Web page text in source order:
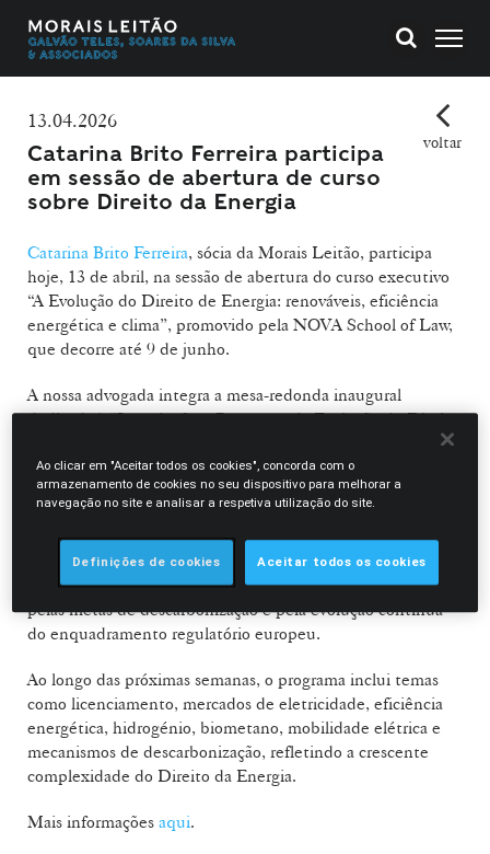
13.04.2026
Catarina Brito Ferreira participa
em sessão de abertura de curso
sobre Direito da Energia
voltar
Catarina Brito Ferreira, sócia da Morais Leitão, participa
hoje, 13 de abril, na sessão de abertura do curso executivo
“A Evolução do Direito de Energia: renováveis, eficiência
energética e clima”, promovido pela NOVA School of Law,
que decorre até 9 de junho.
A nossa advogada integra a mesa-redonda inaugural
dedicada à “Introdução e Panorama da Evolução do Direito
de Energia”, que reúne especialistas do setor para debater
os principais desenvolvimentos legislativos europeus e o
papel da regulação na aceleração da transição energética.
A sessão de abertura assinala o arranque do curso, que
promove uma reflexão alargada sobre os desafios jurídicos
associados à transição energética, num contexto marcado
pelas metas de descarbonização e pela evolução contínua
do enquadramento regulatório europeu.
Ao longo das próximas semanas, o programa inclui temas
como licenciamento, mercados de eletricidade, eficiência
energética, hidrogénio, biometano, mobilidade elétrica e
mecanismos de descarbonização, refletindo a crescente
complexidade do Direito da Energia.
Mais informações aqui.
Ao clicar em "Aceitar todos os cookies", concorda com o
armazenamento de cookies no seu dispositivo para melhorar a
navegação no site e analisar a respetiva utilização do site.
Definições de cookies Aceitar todos os cookies